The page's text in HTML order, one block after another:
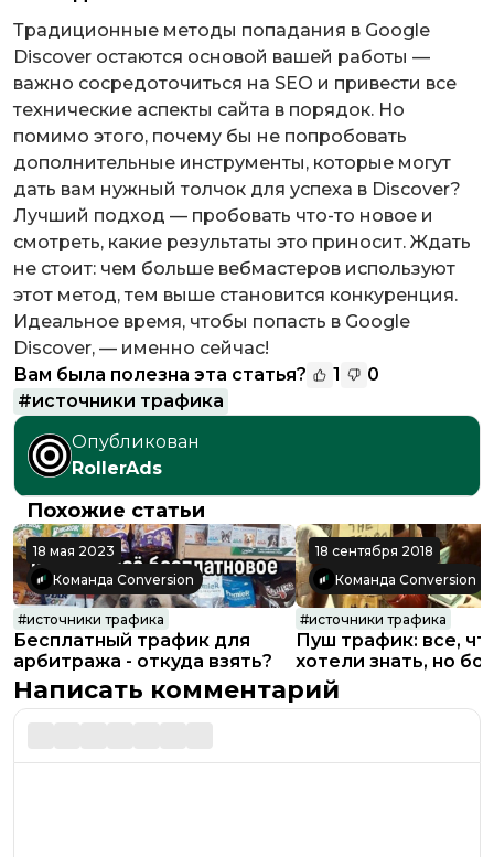
Традиционные методы попадания в Google
Discover остаются основой вашей работы —
важно сосредоточиться на SEO и привести все
технические аспекты сайта в порядок. Но
помимо этого, почему бы не попробовать
дополнительные инструменты, которые могут
дать вам нужный толчок для успеха в Discover?
Лучший подход — пробовать что-то новое и
смотреть, какие результаты это приносит. Ждать
не стоит: чем больше вебмастеров используют
этот метод, тем выше становится конкуренция.
Идеальное время, чтобы попасть в Google
Discover, — именно сейчас!
Вам была полезна эта статья?
1
0
#источники трафика
Опубликован
RollerAds
Похожие статьи
18 мая 2023
Команда Conversion
#источники трафика
Бесплатный трафик для
арбитража - откуда взять?
18 сентября 2018
Команда Conversion
#источники трафика
Пуш трафик: все,
хотели знать, но
спросить
Написать комментарий